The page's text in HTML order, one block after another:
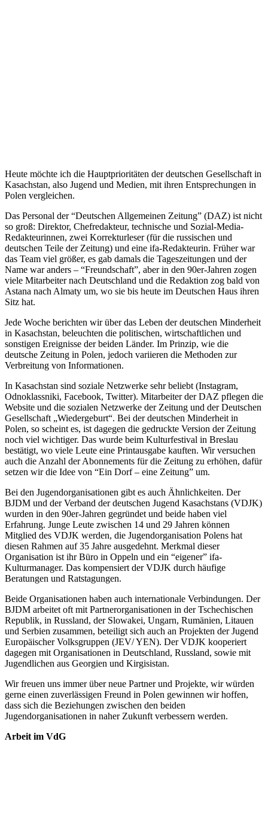
Heute möchte ich die Hauptprioritäten der deutschen Gesellschaft in
Kasachstan, also Jugend und Medien, mit ihren Entsprechungen in
Polen vergleichen.
Das Personal der “Deutschen Allgemeinen Zeitung” (DAZ) ist nicht
so groß: Direktor, Chefredakteur, technische und Sozial-Media-
Redakteurinnen, zwei Korrekturleser (für die russischen und
deutschen Teile der Zeitung) und eine ifa-Redakteurin. Früher war
das Team viel größer, es gab damals die Tageszeitungen und der
Name war anders – “Freundschaft”, aber in den 90er-Jahren zogen
viele Mitarbeiter nach Deutschland und die Redaktion zog bald von
Astana nach Almaty um, wo sie bis heute im Deutschen Haus ihren
Sitz hat.
Jede Woche berichten wir über das Leben der deutschen Minderheit
in Kasachstan, beleuchten die politischen, wirtschaftlichen und
sonstigen Ereignisse der beiden Länder. Im Prinzip, wie die
deutsche Zeitung in Polen, jedoch variieren die Methoden zur
Verbreitung von Informationen.
In Kasachstan sind soziale Netzwerke sehr beliebt (Instagram,
Odnoklassniki, Facebook, Twitter). Mitarbeiter der DAZ pflegen die
Website und die sozialen Netzwerke der Zeitung und der Deutschen
Gesellschaft „Wiedergeburt“. Bei der deutschen Minderheit in
Polen, so scheint es, ist dagegen die gedruckte Version der Zeitung
noch viel wichtiger. Das wurde beim Kulturfestival in Breslau
bestätigt, wo viele Leute eine Printausgabe kauften. Wir versuchen
auch die Anzahl der Abonnements für die Zeitung zu erhöhen, dafür
setzen wir die Idee von “Ein Dorf – eine Zeitung” um.
Bei den Jugendorganisationen gibt es auch Ähnlichkeiten. Der
BJDM und der Verband der deutschen Jugend Kasachstans (VDJK)
wurden in den 90er-Jahren gegründet und beide haben viel
Erfahrung. Junge Leute zwischen 14 und 29 Jahren können
Mitglied des VDJK werden, die Jugendorganisation Polens hat
diesen Rahmen auf 35 Jahre ausgedehnt. Merkmal dieser
Organisation ist ihr Büro in Oppeln und ein “eigener” ifa-
Kulturmanager. Das kompensiert der VDJK durch häufige
Beratungen und Ratstagungen.
Beide Organisationen haben auch internationale Verbindungen. Der
BJDM arbeitet oft mit Partnerorganisationen in der Tschechischen
Republik, in Russland, der Slowakei, Ungarn, Rumänien, Litauen
und Serbien zusammen, beteiligt sich auch an Projekten der Jugend
Europäischer Volksgruppen (JEV/ YEN). Der VDJK kooperiert
dagegen mit Organisationen in Deutschland, Russland, sowie mit
Jugendlichen aus Georgien und Kirgisistan.
Wir freuen uns immer über neue Partner und Projekte, wir würden
gerne einen zuverlässigen Freund in Polen gewinnen wir hoffen,
dass sich die Beziehungen zwischen den beiden
Jugendorganisationen in naher Zukunft verbessern werden.
Arbeit im VdG